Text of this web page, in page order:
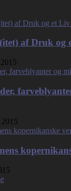
af Druk og